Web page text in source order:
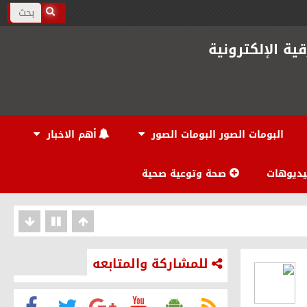
الإلكترونية
البومات الصور البومات الصور أهم الاخبار
صحة وتوعية صحية
للمشاركة والمتابعه